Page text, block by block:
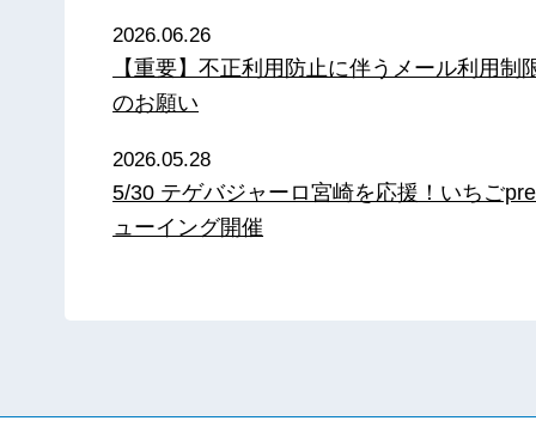
2026.06.26
【重要】不正利用防止に伴うメール利用制
のお願い
2026.05.28
5/30 テゲバジャーロ宮崎を応援！いちご
ューイング開催